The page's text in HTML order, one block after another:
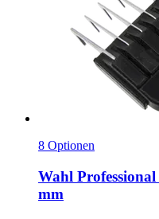
8 Optionen
Wahl Professional
mm